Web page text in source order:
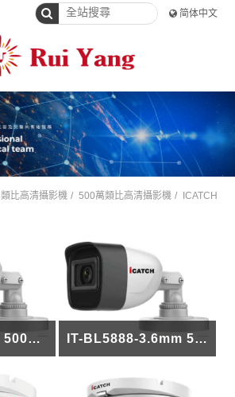
简体中文
類比高清攝影機 500萬類比高清攝影機 ICATCH
IT-BL5168-TW 500萬 槍型同軸帶聲 攝影機 IT-BL5888-3.6mm 500萬 全彩+聲音槍型攝影機